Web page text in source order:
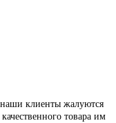
наши клиенты жалуются
товара им